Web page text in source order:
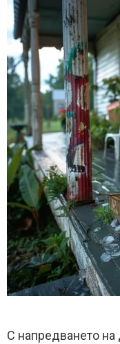
С напредването